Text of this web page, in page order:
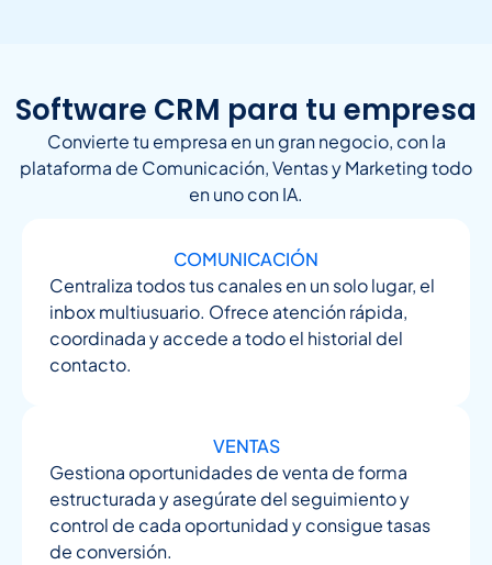
Software CRM para tu empresa
Convierte tu empresa en un gran negocio, con la
plataforma de Comunicación, Ventas y Marketing todo
en uno con IA.
COMUNICACIÓN
Centraliza todos tus canales en un solo lugar, el
inbox multiusuario. Ofrece atención rápida,
coordinada y accede a todo el historial del
contacto.
VENTAS
Gestiona oportunidades de venta de forma
estructurada y asegúrate del seguimiento y
control de cada oportunidad y consigue tasas
de conversión.